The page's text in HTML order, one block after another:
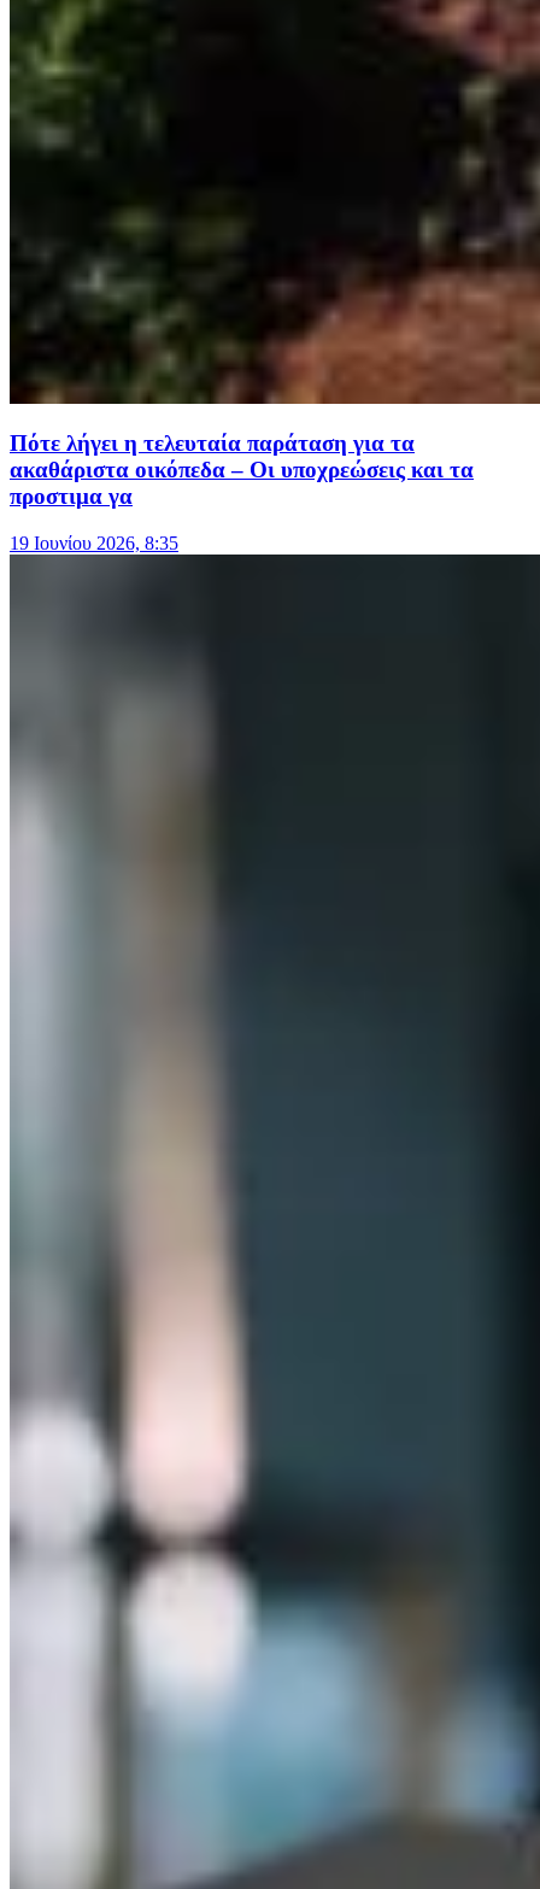
Πότε λήγει η τελευταία παράταση για τα
ακαθάριστα οικόπεδα – Οι υποχρεώσεις και τα
προστιμα γα
19 Ιουνίου 2026, 8:35